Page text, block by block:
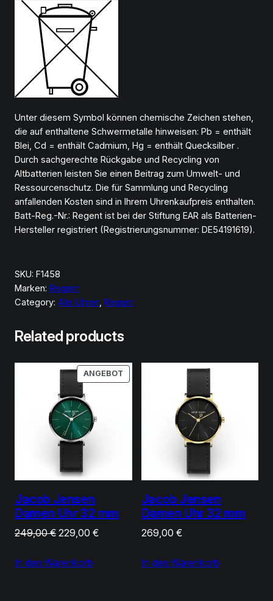
Unter diesem Symbol können chemische Zeichen stehen,
die auf enthaltene Schwermetalle hinweisen: Pb = enthält
Blei, Cd = enthält Cadmium, Hg = enthält Quecksilber .
Durch sachgerechte Rückgabe und Recycling von
Altbatterien leisten Sie einen Beitrag zum Umwelt- und
Ressourcenschutz. Die für Sammlung und Recycling
anfallenden Kosten sind in Ihrem Uhrenkaufpreis enthalten.
Batt-Reg.-Nr.: Regent ist bei der Stiftung EAR als Batterien-
Hersteller registriert (Registrierungsnummer: DE54191619).
SKU: F1458
Marken: Regent
Category: Alle Uhren, Regent
Related products
ANGEBOTPRODUKT
IM
Jacob Jensen
Damen Uhr 32 mm
249,00€ Ursprünglicher
war:
229,00 €Aktueller
In den Warenkorb
Jacob Jensen
Damen Uhr 32 mm
269,00 €
In den Warenkorb